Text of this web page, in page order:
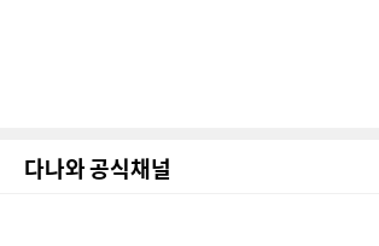
다나와 공식채널